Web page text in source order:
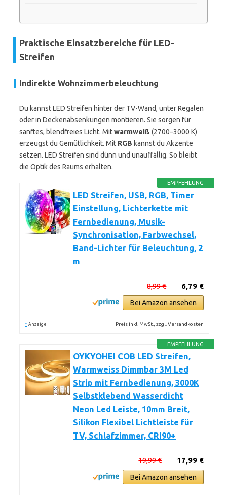
Praktische Einsatzbereiche für LED-
Streifen
Indirekte Wohnzimmerbeleuchtung
Du kannst LED Streifen hinter der TV-Wand, unter Regalen
oder in Deckenabsenkungen montieren. Sie sorgen für
sanftes, blendfreies Licht. Mitwarmweiß (2700–3000 K)
erzeugst du Gemütlichkeit. Mit RGB kannst du Akzente
setzen. LED Streifen sind dünn und unauffällig. So bleibt
die Optik des Raums erhalten.
EMPFEHLUNG
LED Streifen, USB, RGB, Timer
Einstellung, Lichterkette mit
Fernbedienung, Musik-
Synchronisation, Farbwechsel,
Band-Lichter für Beleuchtung, 2
m
6,79 €
8,99 €
Bei Amazon ansehen
* Anzeige Preis inkl. MwSt., zzgl. Versandkosten
EMPFEHLUNG
OYKYOHEI COB LED Streifen,
Warmweiss Dimmbar 3M Led
Strip mit Fernbedienung, 3000K
Selbstklebend Wasserdicht
Neon Led Leiste, 10mm Breit,
Silikon Flexibel Lichtleiste für
TV, Schlafzimmer, CRI90+
17,99 €
19,99 €
Bei Amazon ansehen